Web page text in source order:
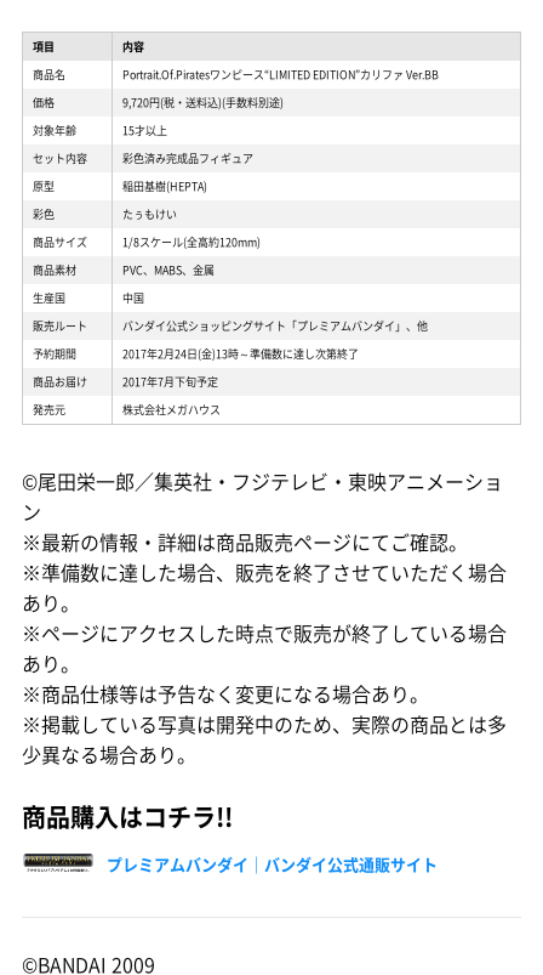
項目
内容
商品名
Portrait.Of.Piratesワンピース“LIMITED EDITION”カリファ Ver.BB
価格
9,720円(税・送料込)(手数料別途)
対象年齢
15才以上
セット内容
彩色済み完成品フィギュア
原型
稲田基樹(HEPTA)
彩色
たぅもけい
商品サイズ
1/8スケール(全高約120mm)
商品素材
PVC、MABS、金属
生産国
中国
販売ルート
バンダイ公式ショッピングサイト「プレミアムバンダイ」、他
予約期間
2017年2月24日(金)13時～準備数に達し次第終了
商品お届け
2017年7月下旬予定
発売元
株式会社メガハウス
©尾田栄一郎／集英社・フジテレビ・東映アニメーショ
ン
※最新の情報・詳細は商品販売ページにてご確認。
※準備数に達した場合、販売を終了させていただく場合
あり。
※ページにアクセスした時点で販売が終了している場合
あり。
※商品仕様等は予告なく変更になる場合あり。
※掲載している写真は開発中のため、実際の商品とは多
少異なる場合あり。
商品購入はコチラ!!
プレミアムバンダイ｜バンダイ公式通販サイト
©BANDAI 2009